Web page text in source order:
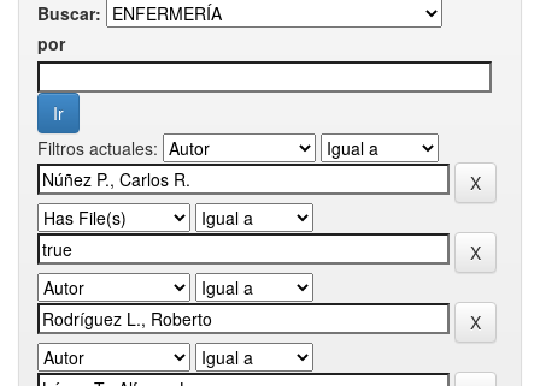
Buscar:
por
Filtros actuales: